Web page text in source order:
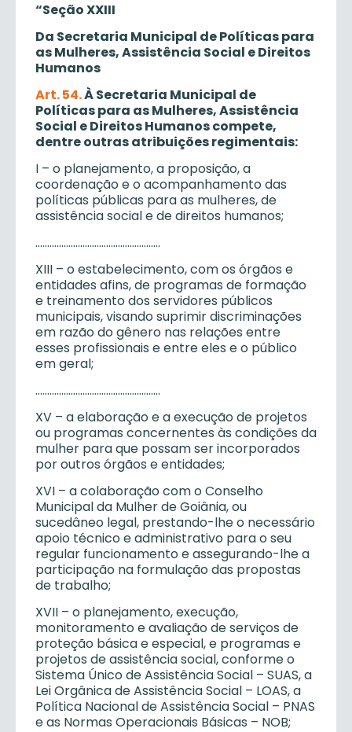
“Seção XXIII
Da Secretaria Municipal de Políticas para
as Mulheres, Assistência Social e Direitos
Humanos
Art. 54.À Secretaria Municipal de
Políticas para as Mulheres, Assistência
Social e Direitos Humanos compete,
dentre outras atribuições regimentais:
I – o planejamento, a proposição, a
coordenação e o acompanhamento das
políticas públicas para as mulheres, de
assistência social e de direitos humanos;
……………………………………………..
XIII – o estabelecimento, com os órgãos e
entidades afins, de programas de formação
e treinamento dos servidores públicos
municipais, visando suprimir discriminações
em razão do gênero nas relações entre
esses profissionais e entre eles e o público
em geral;
……………………………………………..
XV – a elaboração e a execução de projetos
ou programas concernentes às condições da
mulher para que possam ser incorporados
por outros órgãos e entidades;
XVI – a colaboração com o Conselho
Municipal da Mulher de Goiânia, ou
sucedâneo legal, prestando-lhe o necessário
apoio técnico e administrativo para o seu
regular funcionamento e assegurando-lhe a
participação na formulação das propostas
de trabalho;
XVII – o planejamento, execução,
monitoramento e avaliação de serviços de
proteção básica e especial, e programas e
projetos de assistência social, conforme o
Sistema Único de Assistência Social – SUAS, a
Lei Orgânica de Assistência Social – LOAS, a
Política Nacional de Assistência Social – PNAS
e as Normas Operacionais Básicas – NOB;